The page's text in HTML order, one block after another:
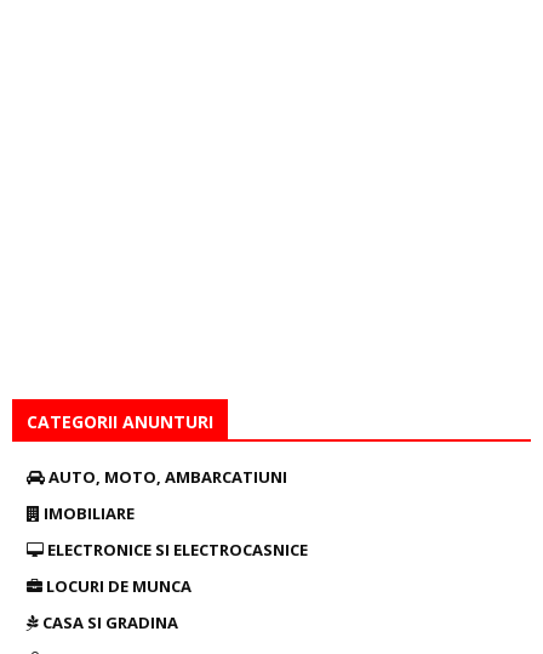
CATEGORII ANUNTURI
AUTO, MOTO, AMBARCATIUNI
IMOBILIARE
ELECTRONICE SI ELECTROCASNICE
LOCURI DE MUNCA
CASA SI GRADINA